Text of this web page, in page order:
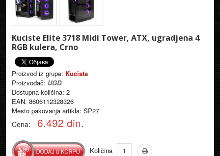
Kuciste Elite 3718 Midi Tower, ATX, ugradjena 4
RGB kulera, Crno
Proizvod iz grupe: Kucista
Proizvođač: UGD
Dostupna količina: 2
EAN: 8606112328326
Mesto pakovanja artikla: SP27
Cena: 6.492 din.
Količina
Količina